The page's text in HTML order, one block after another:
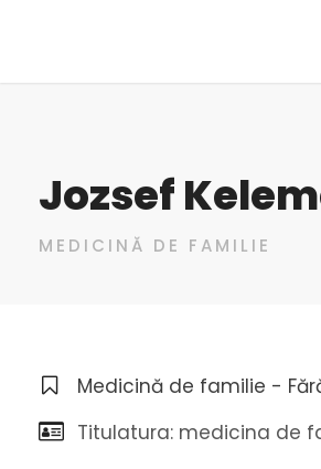
Jozsef
MEDICINĂ DE FAMILIE
Medicină de familie -
Titulatura: medicina de